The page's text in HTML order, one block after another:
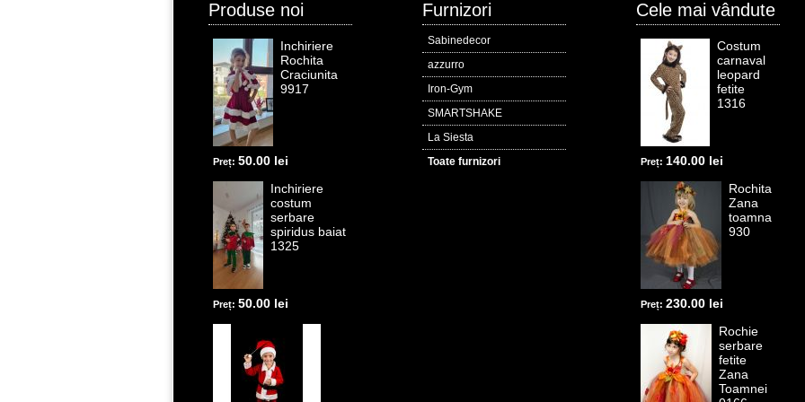
Produse noi
Inchiriere
Rochita
Craciunita
9917
Preț: 50.00 lei
Inchiriere
costum
serbare
spiridus baiat
1325
Preț: 50.00 lei
Furnizori
Sabinedecor
azzurro
Iron-Gym
SMARTSHAKE
La Siesta
Toate furnizori
Cele mai vândute
Costum
carnaval
leopard
fetite
1316
Preț: 140.00 lei
Rochita
Zana
toamna
930
Preț: 230.00 lei
Rochie
serbare
fetite
Zana
Toamnei